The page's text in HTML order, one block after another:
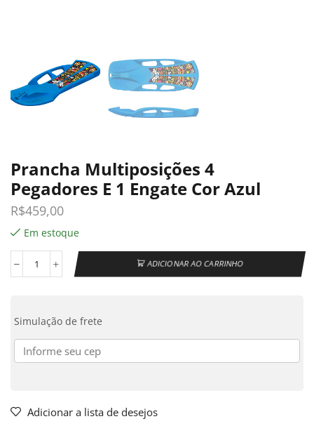
Prancha Multiposições 4
Pegadores E 1 Engate Cor Azul
R$459,00
Em estoque
ADICIONAR AO CARRINHO
Simulação de frete
Adicionar a lista de desejos